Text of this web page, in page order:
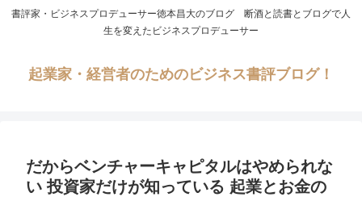
書評家・ビジネスプロデューサー徳本昌大のブログ 断酒と読書とブログで人
生を変えたビジネスプロデューサー
起業家・経営者のためのビジネス書評ブログ！
だからベンチャーキャピタルはやめられな
い 投資家だけが知っている 起業とお金の